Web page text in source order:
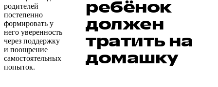
родителей —
постепенно
формировать у
него уверенность
через поддержку
и поощрение
самостоятельных
попыток.
ребёнок
должен
тратить на
домашку